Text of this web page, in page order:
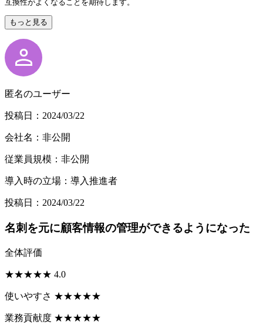
互換性がよくなることを期待します。
もっと見る
匿名のユーザー
投稿日：2024/03/22
会社名：非公開
従業員規模：非公開
導入時の立場：導入推進者
投稿日：2024/03/22
名刺を元に顧客情報の管理ができるようになった
全体評価
★★★★★ 4.0
使いやすさ ★★★★★
業務貢献度 ★★★★★